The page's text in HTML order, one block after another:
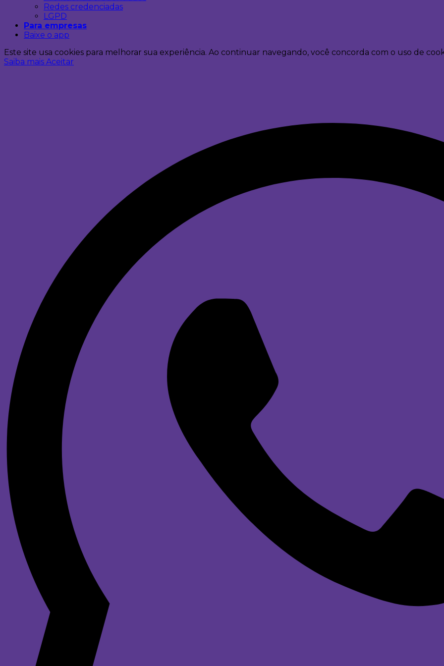
Redes credenciadas
LGPD
Para empresas
Baixe o app
Este site usa cookies para melhorar sua experiência. Ao continuar navegando, você concorda com o uso de
Saiba mais Aceitar